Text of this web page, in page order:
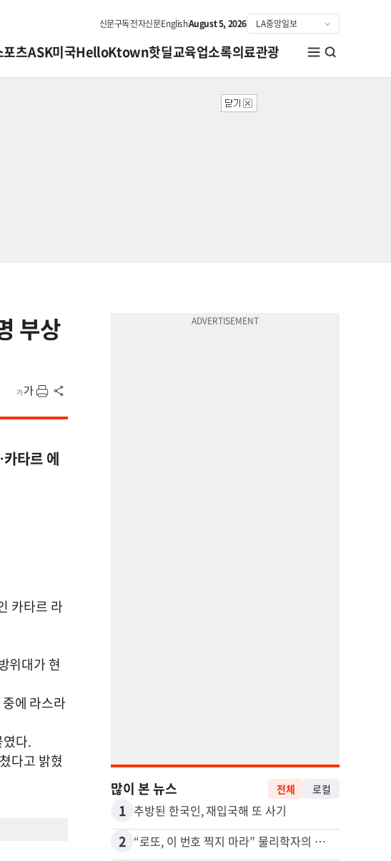
신문구독전자신문EnglishAugust 5, 2026
츠ASK미국HelloKtown핫딜교육업소록의료관광
부상
타르 에
카타르 라
위대가 현
에 라스라
다.
다고 밝혔
많이 본 뉴스 전체 로컬
1 추방된 한국인, 재입국해 또 사기
2 “로또, 이 번호 찍지 마라” 물리학자의 당첨금 높이는 비밀